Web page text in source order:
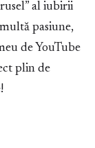
al iubirii
pasiune,
de YouTube
plin de